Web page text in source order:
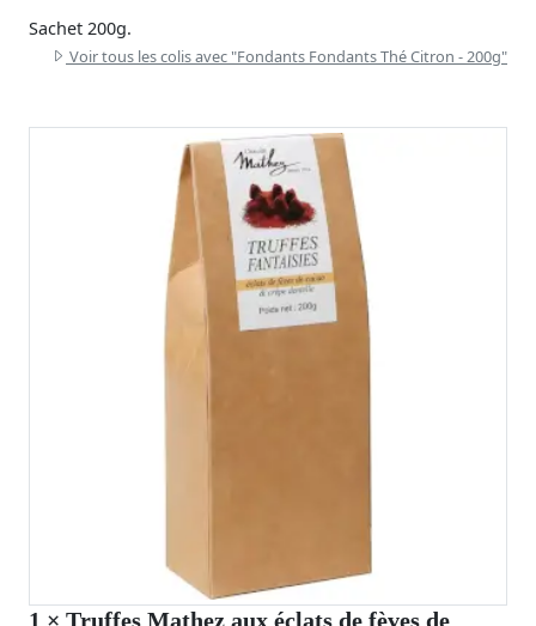
Sachet 200g.
Voir tous les colis avec "Fondants Fondants Thé Citron - 200g"
1 × Truffes Mathez aux éclats de fèves de